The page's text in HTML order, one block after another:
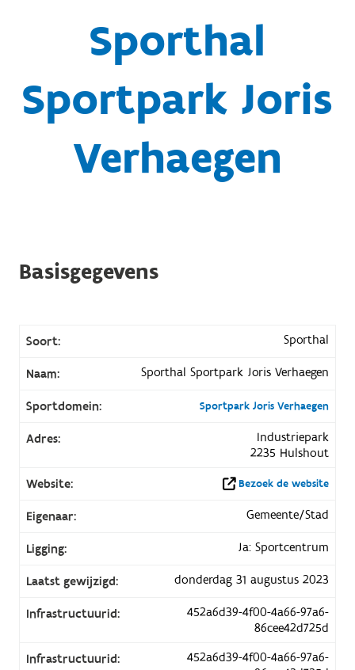
Sporthal
Sportpark Joris
Verhaegen
Basisgegevens
Soort: Sporthal
Naam: Sporthal Sportpark Joris Verhaegen
Sportdomein: Sportpark Joris Verhaegen
Adres:
Industriepark
2235 Hulshout
Website:
Bezoek de website
Eigenaar: Gemeente/Stad
Ligging: Ja: Sportcentrum
Laatst gewijzigd: donderdag 31 augustus 2023
Infrastructuurid:
452a6d39-4f00-4a66-97a6-
86cee42d725d
Infrastructuurid:
452a6d39-4f00-4a66-97a6-